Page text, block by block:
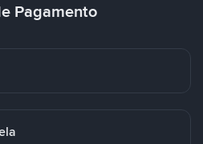
Pagamento